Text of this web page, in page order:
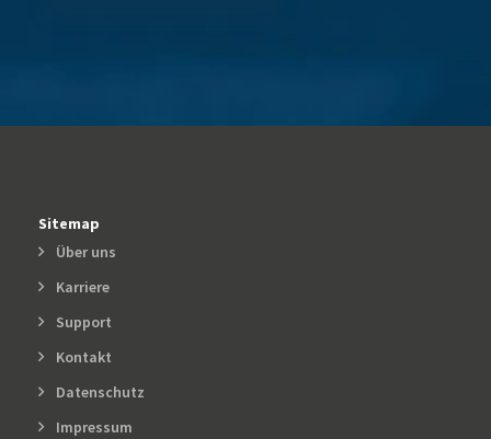
Sitemap
Über uns
Karriere
Support
Kontakt
Datenschutz
Impressum